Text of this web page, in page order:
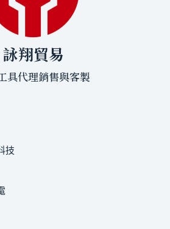
詠翔貿易
具代理銷售與客製
技